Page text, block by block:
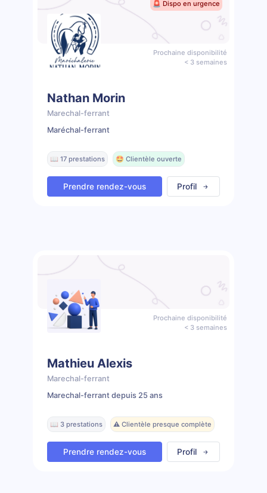
🚨 Dispo en urgence
Prochaine disponibilité
< 3 semaines
Nathan Morin
Marechal-ferrant
Maréchal-ferrant
📖 17 prestations 🤩 Clientèle ouverte
Prendre rendez-vous Profil
Prochaine disponibilité
< 3 semaines
Mathieu Alexis
Marechal-ferrant
Marechal-ferrant depuis 25 ans
📖 3 prestations ⚠️ Clientèle presque complète
Prendre rendez-vous Profil